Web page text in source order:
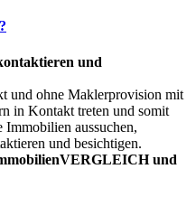
und
und ohne Maklerprovision mit
in Kontakt treten und somit
Immobilien aussuchen,
und besichtigen.
und